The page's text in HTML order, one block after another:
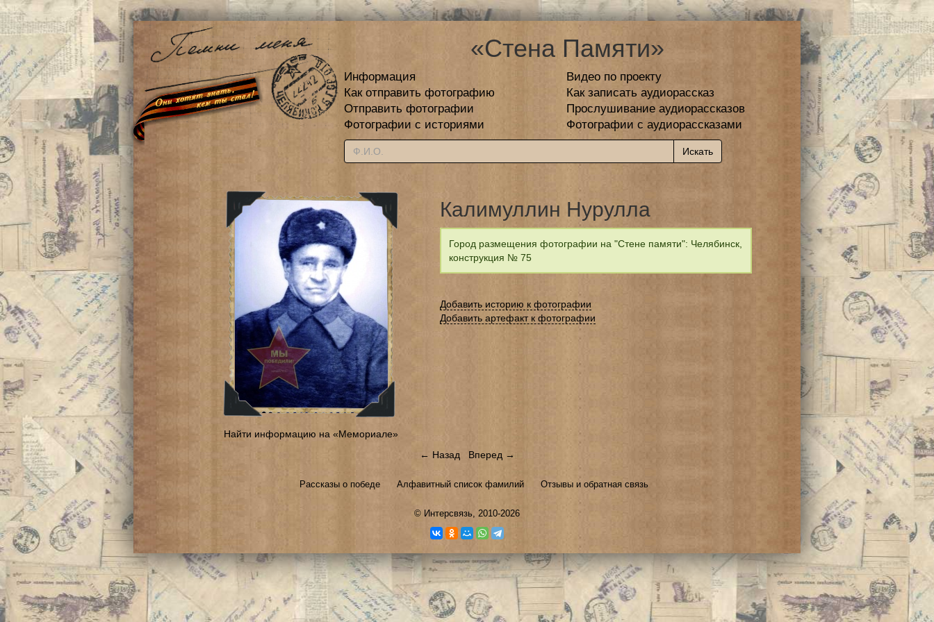
«Стена Памяти»
Информация
Видео по проекту
Как отправить фотографию
Как записать аудиорассказ
Отправить фотографии
Прослушивание аудиорассказов
Фотографии с историями
Фотографии с аудиорассказами
Найти информацию на «Мемориале»
Калимуллин Нурулла
Город размещения фотографии на "Стене памяти": Челябинск,
конструкция № 75
Добавить историю к фотографии
Добавить артефакт к фотографии
← Назад Вперед →
Рассказы о победе Алфавитный список фамилий Отзывы и обратная связь
© Интерсвязь, 2010-2026